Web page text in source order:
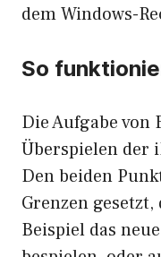
dem Windows-
So
Die Aufgabe von
Überspielen der
Den beiden
Grenzen
Beispiel das